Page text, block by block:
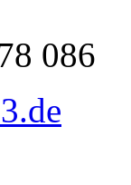
086